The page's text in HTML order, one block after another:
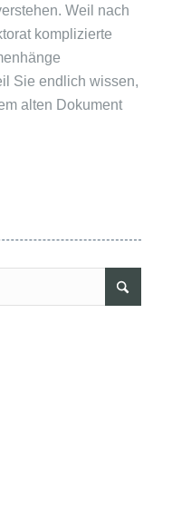
Weil nach
komplizierte
Sie endlich wissen,
alten Dokument